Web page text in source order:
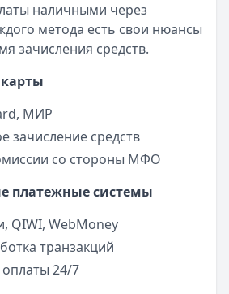
наличными через
метода есть свои нюансы
зачисления средств.
МИР
зачисление средств
со стороны МФО
платежные системы
QIWI, WebMoney
транзакций
24/7